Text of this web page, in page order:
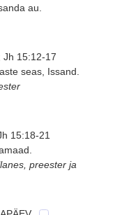
au.
Jh 15:12-17
seas, Issand.
15:18-21
preester ja